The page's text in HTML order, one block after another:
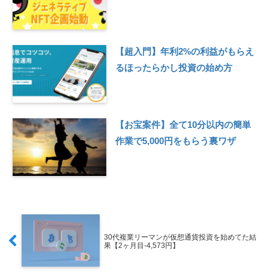
【超入門】年利2%の利益がもらえ
るほったらかし投資の始め方
【お宝案件】全て10分以内の簡単
作業で5,000円をもらう裏ワザ
30代複業リーマンが仮想通貨投資を始めてた結
果【2ヶ月目-4,573円】